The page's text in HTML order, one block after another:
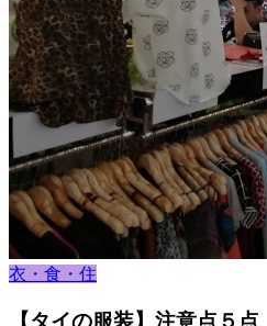
衣・食・住
【タイの服装】注意点５点